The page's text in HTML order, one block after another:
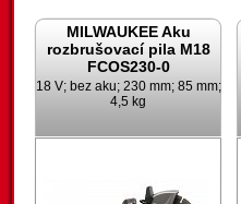
MILWAUKEE Aku
rozbrušovací pila M18
FCOS230-0
18 V; bez aku; 230 mm; 85 mm;
4,5 kg